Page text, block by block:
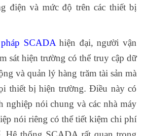
điện và mức độ trên các thiết bị
SCADAhiện đại, người vận
sát hiện trường có thể truy cập dữ
và quản lý hàng trăm tài sản mà
thiết bị hiện trường. Điều này có
nghiệp nói chung và các nhà máy
nói riêng có thể tiết kiệm chi phí